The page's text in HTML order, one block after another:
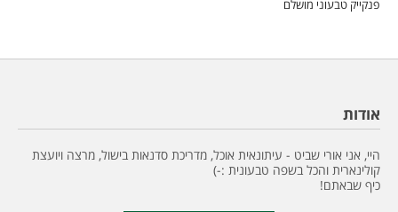
פנקייק טבעוני מושלם
אודות
היי, אני אורי שביט - עיתונאית אוכל, מדריכת סדנאות בישול, מרצה ויועצת
קולינארית והכל בשפה טבעונית :-)
כיף שבאתם!